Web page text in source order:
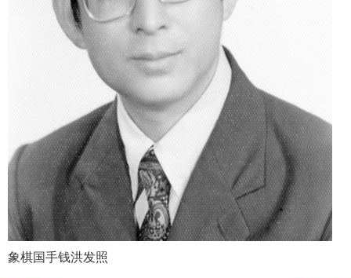
象棋国手钱洪发照